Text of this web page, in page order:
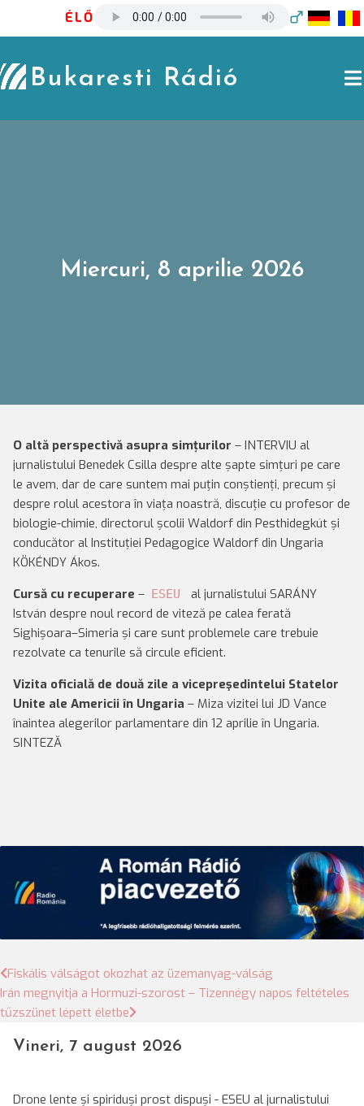
ÉLŐ
Bukaresti Rádió
Miercuri, 8 aprilie 2026
O altă perspectivă asupra simțurilor – INTERVIU al
jurnalistului Benedek Csilla despre alte șapte simțuri pe care
le avem, dar de care suntem mai puțin conștienți, precum și
despre rolul acestora în viața noastră, discuție cu profesor de
biologie-chimie, directorul școlii Waldorf din Pesthidegkút și
conducător al Instituției Pedagogice Waldorf din Ungaria
KÖKÉNDY Ákos.
Cursă cu recuperare – ESEU
al jurnalistului SARÁNY
István despre noul record de viteză pe calea ferată
Sighișoara–Simeria și care sunt problemele care trebuie
rezolvate ca tenurile să circule eficient.
Vizita oficială de două zile a vicepreşedintelui Statelor
Unite ale Americii în Ungaria – Miza vizitei lui JD Vance
înaintea alegerilor parlamentare din 12 aprilie în Ungaria.
SINTEZĂ
Bejegyzés
navigáció
Fiskális válságot okozhat az üzemanyag-válság
Irán megnyitja a Hormuzi-szorost – Tizennégy napos feltételes
tűzszünet lépett életbe
Vineri, 7 august 2026
Drone lente și spiriduși prost dispuși - ESEU al jurnalistului